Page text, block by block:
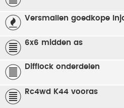
Versmallen goedkope
6x6 midden as
Difflock onderdelen
Rc4wd K44 vooras